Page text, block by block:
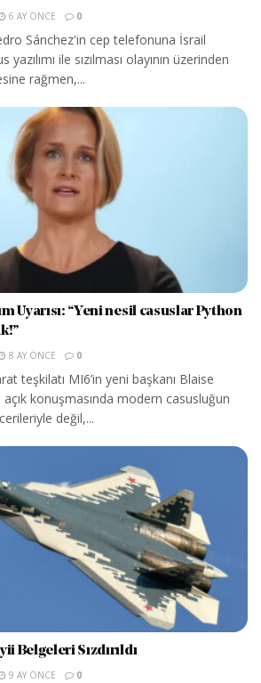
6 AY ÖNCE 0
Sánchez'in cep telefonuna İsrail
ile sızılması olayının üzerinden
rağmen,...
Uyarısı: “Yeni nesil casuslar Python
8 AY ÖNCE 0
teşkilatı MI6’in yeni başkanı Blaise
konuşmasında modern casusluğun
değil,...
Belgeleri Sızdırıldı
9 AY ÖNCE 0